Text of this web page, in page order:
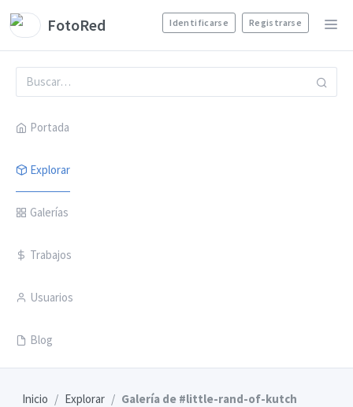
FotoRed Identificarse Registrarse
Portada
Explorar
Galerías
Trabajos
Usuarios
Blog
Inicio Explorar Galería de #little-rand-of-kutch